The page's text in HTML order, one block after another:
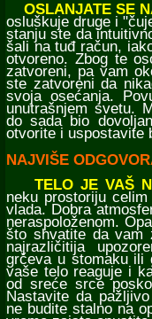
OSLANJATE SE
osluškuje druge i
stanju ste da
šali na tuđ račun,
otvoreno. Zbog te
zatvoreni, pa vam
ste zatvoreni da
svoja osećanja.
unutrašnjem svetu.
do sada bio
otvorite i uspostavite
NAJVIŠE
TELO JE VAŠ
neku prostoriju
vlada. Dobra
neraspoloženom.
što shvatite da vam
najrazličitija
grčeva u stomaku ili
vaše telo reaguje i
od sreće srce
Nastavite da
ne budite stalno na